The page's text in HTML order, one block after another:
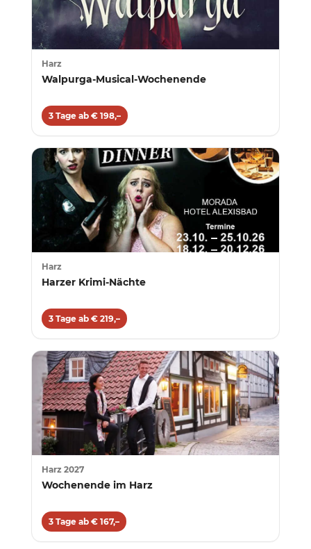
Harz
Walpurga-Musical-Wochenende
3 Tage ab € 198,–
Harz
Harzer Krimi-Nächte
3 Tage ab € 219,–
Harz 2027
Wochenende im Harz
3 Tage ab € 167,–